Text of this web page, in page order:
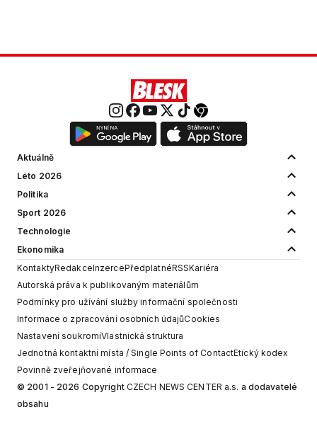
Aktuálně
Léto 2026
Politika
Sport 2026
Technologie
Ekonomika
KontaktyRedakceInzercePředplatnéRSSKariéra
Autorská práva k publikovaným materiálům
Podmínky pro užívání služby informační společnosti
Informace o zpracování osobních údajůCookies
Nastavení soukromíVlastnická struktura
Jednotná kontaktní místa / Single Points of ContactEtický kodex
Povinně zveřejňované informace
© 2001 - 2026 Copyright CZECH NEWS CENTER a.s. a dodavatelé
obsahu